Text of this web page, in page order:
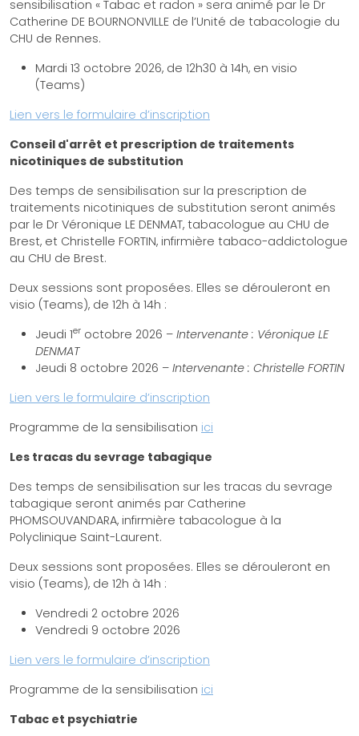
sensibilisation « Tabac et radon » sera animé par le Dr
Catherine DE BOURNONVILLE de l’Unité de tabacologie du
CHU de Rennes.
Mardi 13 octobre 2026, de 12h30 à 14h, en visio
(Teams)
Lien vers le formulaire d’inscription
Conseil d'arrêt et prescription de traitements
nicotiniques de substitution
Des temps de sensibilisation sur la prescription de
traitements nicotiniques de substitution seront animés
par le Dr Véronique LE DENMAT, tabacologue au CHU de
Brest, et Christelle FORTIN, infirmière tabaco-addictologue
au CHU de Brest.
Deux sessions sont proposées. Elles se dérouleront en
visio (Teams), de 12h à 14h :
Jeudi 1er octobre 2026 – Intervenante : Véronique LE
DENMAT
Jeudi 8 octobre 2026 – Intervenante : Christelle FORTIN
Lien vers le formulaire d’inscription
Programme de la sensibilisation ici
Les tracas du sevrage tabagique
Des temps de sensibilisation sur les tracas du sevrage
tabagique seront animés par Catherine
PHOMSOUVANDARA, infirmière tabacologue à la
Polyclinique Saint-Laurent.
Deux sessions sont proposées. Elles se dérouleront en
visio (Teams), de 12h à 14h :
Vendredi 2 octobre 2026
Vendredi 9 octobre 2026
Lien vers le formulaire d’inscription
Programme de la sensibilisation ici
Tabac et psychiatrie